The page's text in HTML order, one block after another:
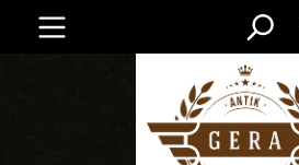
Zum Hauptinhalt springen